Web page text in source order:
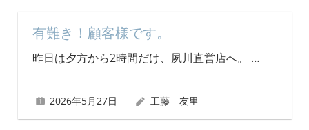
有難き！顧客様です。
昨日は夕方から2時間だけ、夙川直営店へ。 …
2026年5月27日 工藤 友里